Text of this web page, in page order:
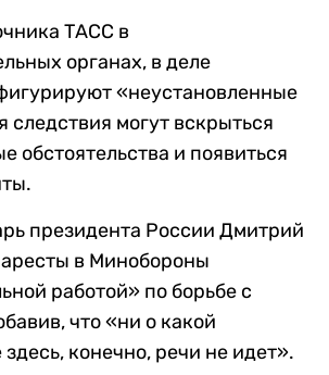
ТАСС в
органах, в деле
«неустановленные
следствия могут вскрыться
обстоятельства и появиться
президента России Дмитрий
аресты в Минобороны
работой» по борьбе с
что «ни о какой
конечно, речи не идет».